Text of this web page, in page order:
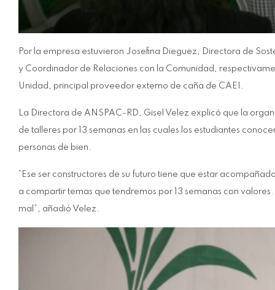
Por la empresa estuvieron Josefina Dieguez, Directora de
y Coordinador de Relaciones con la Comunidad,
Unidad, principal proveedor externo de caña de CAEI.
La Directora de ANSPAC-RD, Gisel Velez explicó que la
de talleres por 13 semanas en las cuales los estudiantes
personas de bien.
“Ese ser constructores de su futuro tiene que estar
a compartir temas que tendremos por 13 semanas con
mal”, añadió Velez.